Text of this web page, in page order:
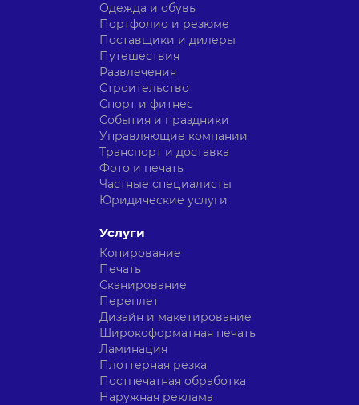
Одежда и обувь
Портфолио и резюме
Поставщики и дилеры
Путешествия
Развлечения
Строительство
Спорт и фитнес
События и праздники
Управляющие компании
Транспорт и доставка
Фото и печать
Частные специалисты
Юридические услуги
Услуги
Копирование
Печать
Сканирование
Переплет
Дизайн и макетирование
Широкоформатная печать
Ламинация
Плоттерная резка
Постпечатная обработка
Наружная реклама